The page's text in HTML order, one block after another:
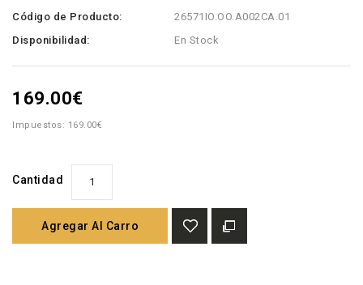
Código de Producto:
26571IO.OO.A002CA.01
Disponibilidad:
En Stock
169.00€
Impuestos: 169.00€
Cantidad
Agregar Al Carro